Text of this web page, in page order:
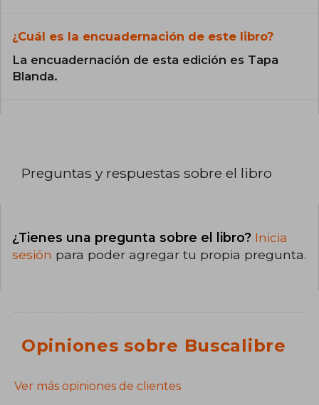
¿Cuál es la encuadernación de este libro?
La encuadernación de esta edición es Tapa
Blanda.
Preguntas y respuestas sobre el libro
¿Tienes una pregunta sobre el libro? Inicia
sesión para poder agregar tu propia pregunta.
Opiniones sobre Buscalibre
Ver más opiniones de clientes